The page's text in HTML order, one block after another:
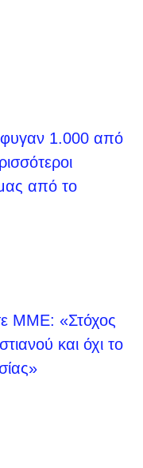
1.000 από
από το
ΜΜΕ: «Στόχος
και όχι το